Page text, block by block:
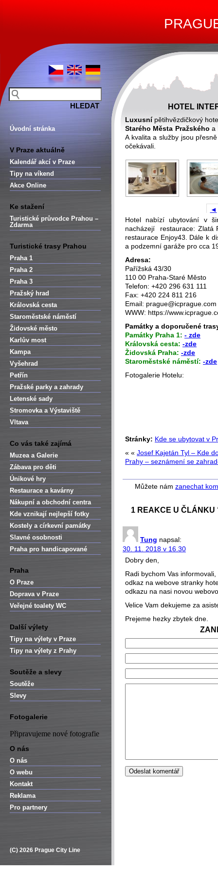
Úvodní stránka
V Praze aktuálně
Kalendář akcí v Praze
Tipy na víkend
Akce Online
Ke stažení
Turistické průvodce Prahou –
Zdarma
Turistické trasy Prahou
Praha 1
Praha 2
Praha 3
Pražský hrad
Královská cesta
Staroměstské náměstí
Židovské město
Karlův most
Kampa
Vyšehrad
Petřín
Pražské parky a zahrady
Letenské sady
Stromovka a Výstaviště
Vltava
Co vás také zajímá
Muzea a Galerie
Zábava pro děti
Únikové hry
Restaurace a kavárny
Nákupní a obchodní centra
Kde vznikají nejlepší fotky
Kostely a církevní památky
Slavné osobnosti
Praha pro handicapované
Praha
O Praze
Doprava v Praze
Veřejné toalety WC
Další výlety
Tipy na výlety v Praze
Tipy na výlety z Prahy
Soutěže a slevy
Soutěže
Slevy
Fotogalerie
Připravujeme nové fotografie
O nás
O nás
O webu
Kontakt
Reklama
Pro partnery
(C) 2026 Prague City Line
HOTEL
Luxusnípětihvězdičkový
Starého Města Pražského a
A kvalita a služby jsou
očekávali.
◄
Hotel nabízí ubytování v
nacházejí restaurace: Zlatá
restaurace Enjoy43. Dále k
a podzemní garáže pro cca
Adresa:
Pařížská 43/30
110 00 Praha-Staré Město
Telefon: +420 296 631 111
Fax: +420 224 811 216
Email: prague@icprague.com
WWW: https://
Památky a doporučené
Památky Praha 1: - zde
Královská cesta: -zde
Židovská Praha: -zde
Staroměstské náměstí: -zde
Fotogalerie Hotelu:
Stránky: Kde se ubytovat v
« « Josef Kajetán Tyl – Kde
Prahy – seznámení se
Můžete nám zanechat
1 REAKCE U ČLÁNKU
Tung napsal:
30. 11. 2018 v 16.30
Dobry den,
Radi bychom Vas
odkaz na webove stranky
odkazu na nasi novou
Velice Vam dekujeme za
Prejeme hezky zbytek dne.